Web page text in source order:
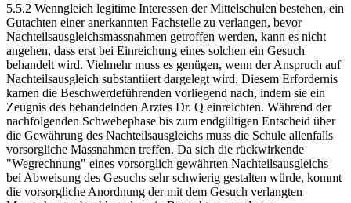
5.5.2 Wenngleich legitime Interessen der Mittelschulen bestehen, ein
Gutachten einer anerkannten Fachstelle zu verlangen, bevor
Nachteilsausgleichsmassnahmen getroffen werden, kann es nicht
angehen, dass erst bei Einreichung eines solchen ein Gesuch
behandelt wird. Vielmehr muss es genügen, wenn der Anspruch auf
Nachteilsausgleich substantiiert dargelegt wird. Diesem Erfordernis
kamen die Beschwerdeführenden vorliegend nach, indem sie ein
Zeugnis des behandelnden Arztes Dr. Q einreichten. Während der
nachfolgenden Schwebephase bis zum endgültigen Entscheid über
die Gewährung des Nachteilsausgleichs muss die Schule allenfalls
vorsorgliche Massnahmen treffen. Da sich die rückwirkende
"Wegrechnung" eines vorsorglich gewährten Nachteilsausgleichs
bei Abweisung des Gesuchs sehr schwierig gestalten würde, kommt
die vorsorgliche Anordnung der mit dem Gesuch verlangten